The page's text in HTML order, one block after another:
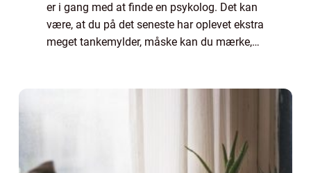
er i gang med at finde en psykolog. Det kan
være, at du på det seneste har oplevet ekstra
meget tankemylder, måske kan du mærke,